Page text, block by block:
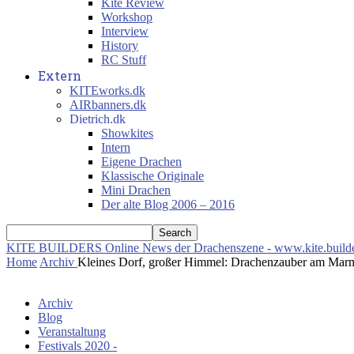
Kite Review
Workshop
Interview
History
RC Stuff
Extern
KITEworks.dk
AIRbanners.dk
Dietrich.dk
Showkites
Intern
Eigene Drachen
Klassische Originale
Mini Drachen
Der alte Blog 2006 – 2016
KITE BUILDERS Online News der Drachenszene -
Home Archiv Kleines Dorf, großer Himmel: Drachenzauber am
Archiv
Blog
Veranstaltung
Festivals 2020 -